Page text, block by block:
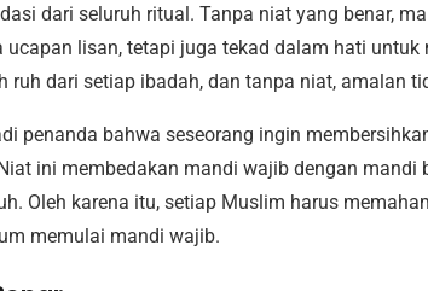
dari seluruh ritual. Tanpa niat yang benar,
lisan, tetapi juga tekad dalam hati untuk
ruh dari setiap ibadah, dan tanpa niat, amalan
penanda bahwa seseorang ingin
ini membedakan mandi wajib dengan mandi
Oleh karena itu, setiap Muslim harus
memulai mandi wajib.